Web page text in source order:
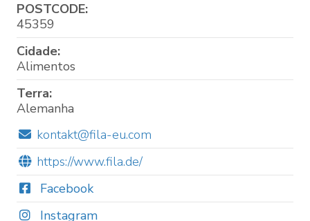
POSTCODE:
45359
Cidade:
Alimentos
Terra:
Alemanha
kontakt@fila-eu.com
https://www.fila.de/
Facebook
Instagram